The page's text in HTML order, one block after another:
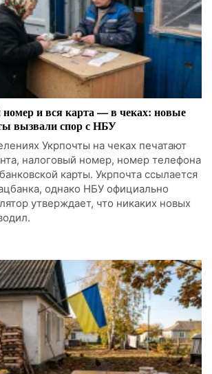
и вся карта — в чеках: новые
вызвали спор с НБУ
Укрпочты на чеках печатают
налоговый номер, номер телефона
карты. Укрпочта ссылается
однако НБУ официально
утверждает, что никаких новых